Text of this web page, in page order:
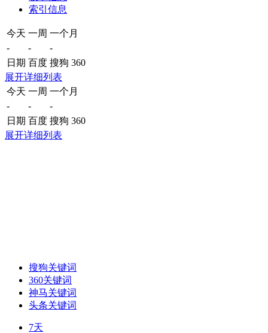
索引信息
今天 一周 一个月
-
-
-
日期 百度 搜狗 360
展开详细列表
今天 一周 一个月
-
-
-
日期 百度 搜狗 360
展开详细列表
搜狗关键词
360关键词
神马关键词
头条关键词
7天